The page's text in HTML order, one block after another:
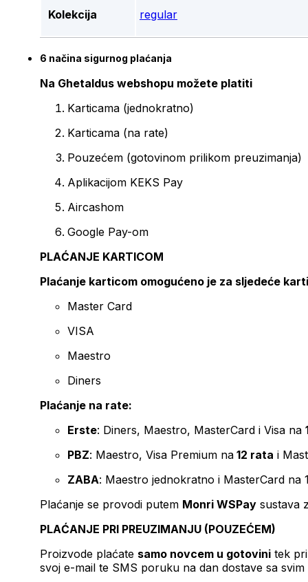
Kolekcija regular
6 načina sigurnog plaćanja
Na Ghetaldus webshopu možete platiti
Karticama (jednokratno)
Karticama (na rate)
Pouzećem (gotovinom prilikom preuzimanja)
Aplikacijom KEKS Pay
Aircashom
Google Pay-om
PLAĆANJE KARTICOM
Plaćanje karticom omogućeno je za sljedeće
Master Card
VISA
Maestro
Diners
Plaćanje na rate:
Erste: Diners, Maestro, MasterCard i Visa na
PBZ: Maestro, Visa Premium na 12 rata i
ZABA: Maestro jednokratno i MasterCard na
Plaćanje se provodi putem Monri WSPay sustava
PLAĆANJE PRI PREUZIMANJU (POUZEĆEM)
Proizvode plaćate samo novcem u gotovini tek
svoj e-mail te SMS poruku na dan dostave sa svim